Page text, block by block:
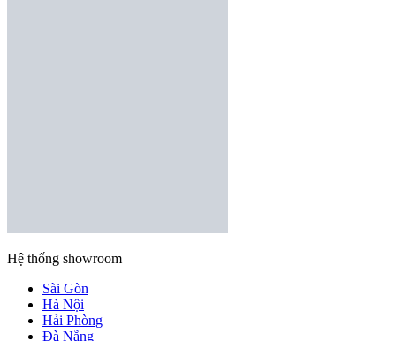
Hệ thống showroom
Sài Gòn
Hà Nội
Hải Phòng
Đà Nẵng